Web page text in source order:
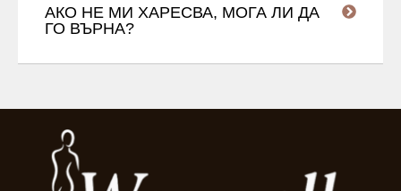
АКО НЕ МИ ХАРЕСВА, МОГА ЛИ ДА
ГО ВЪРНА?